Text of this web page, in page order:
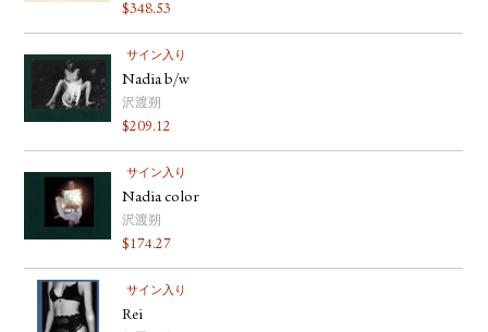
$348.53
サイン入り
Nadia b/w
沢渡朔
$209.12
サイン入り
Nadia color
沢渡朔
$174.27
サイン入り
Rei